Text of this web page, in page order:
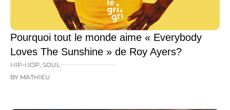
Pourquoi tout le monde aime « Everybody
Loves The Sunshine » de Roy Ayers?
HIP-HOP,SOUL
BY MATHIEU